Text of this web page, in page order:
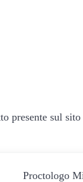
presente sul sito
Proctologo